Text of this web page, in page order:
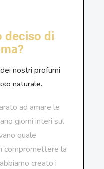
deciso di
nostri profumi
naturale.
ad amare le
giorni interi sul
quale
compromettere la
creato i